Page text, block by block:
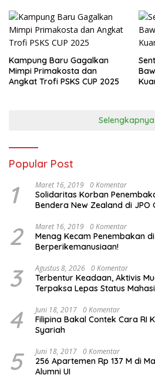
Kampung Baru Gagalkan
Mimpi Primakosta dan
Angkat Trofi PSKS CUP 2025
Selengkapnya
Popular Post
1 Maret 16, 2019 0 Komentar
Solidaritas Korban
Bendera New Zealand di JPO
2 Maret 16, 2019 0 Komentar
Menag Kecam Penembakan
Berperikemanusiaan!
3 Agustus 8, 2026 0 Komentar
Terbentur Keadaan, Aktivis
Terpaksa Lepas Status
4 Juni 18, 2017 0 Komentar
Filipina Bakal Contek Cara RI
Syariah
5 Juni 18, 2017 0 Komentar
256 Apartemen Rp 137 M di
Alumni UI